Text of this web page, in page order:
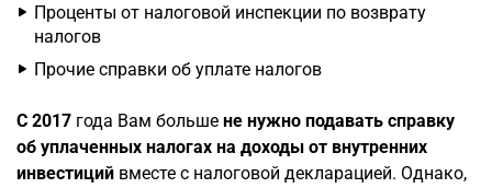
Проценты от налоговой инспекции по возврату
налогов
Прочие справки об уплате налогов
С 2017 года Вам больше не нужно подавать справку
об уплаченных налогах на доходы от внутренних
инвестиций вместе с налоговой декларацией. Однако,